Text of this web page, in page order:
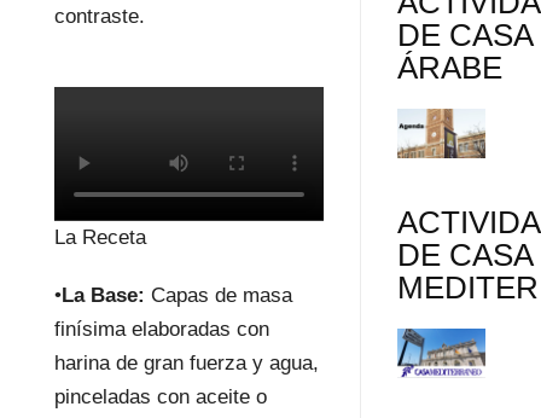
contraste.
La Receta
•La Base: Capas de masa
finísima elaboradas con
harina de gran fuerza y agua,
pinceladas con aceite o
DE CASA
ÁRABE
DE CASA